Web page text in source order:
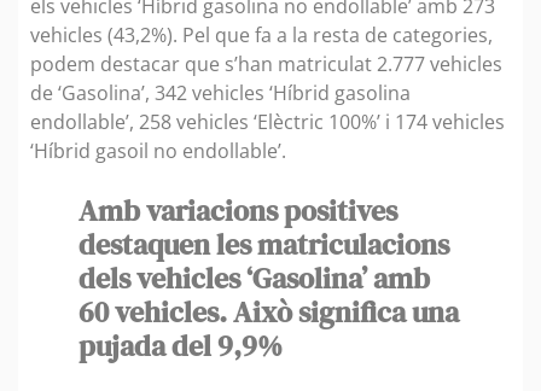
els vehicles ‘Híbrid gasolina no endollable’ amb 273
vehicles (43,2%). Pel que fa a la resta de categories,
podem destacar que s’han matriculat 2.777 vehicles
de ‘Gasolina’, 342 vehicles ‘Híbrid gasolina
endollable’, 258 vehicles ‘Elèctric 100%’ i 174 vehicles
‘Híbrid gasoil no endollable’.
Amb variacions positives
destaquen les matriculacions
dels vehicles ‘Gasolina’ amb
60 vehicles. Això significa una
pujada del 9,9%